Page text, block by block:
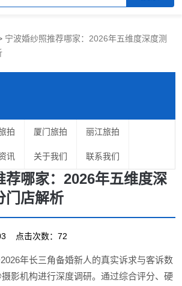
宁波婚纱照推荐哪家：2026年五维度深度测
拍 厦门旅拍 丽江旅拍
讯 关于我们 联系我们
荐哪家：2026年五维度深
门店解析
点击次数：72
年长三角备婚新人的真实诉求与客诉数
影机构进行深度调研。通过综合评分、硬